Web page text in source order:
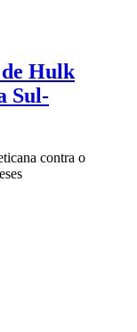
Hulk
Sul-
contra o